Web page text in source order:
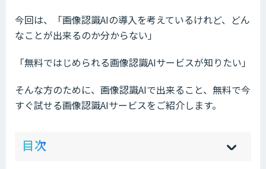
今回は、「画像認識AIの導入を考えているけれど、どん
なことが出来るのか分からない」
「無料ではじめられる画像認識AIサービスが知りたい」
そんな方のために、画像認識AIで出来ること、無料で今
すぐ試せる画像認識AIサービスをご紹介します。
目次 hi
]
sh
]